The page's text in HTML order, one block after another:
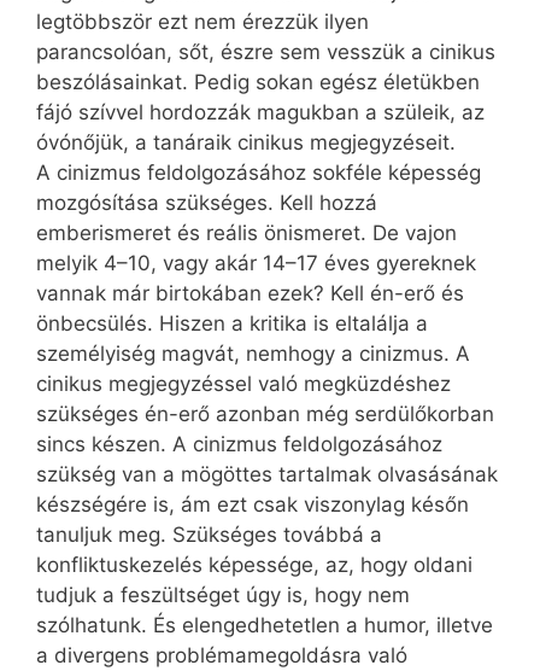
legtöbbször ezt nem érezzük ilyen
parancsolóan, sőt, észre sem vesszük a cinikus
beszólásainkat. Pedig sokan egész életükben
fájó szívvel hordozzák magukban a szüleik, az
óvónőjük, a tanáraik cinikus megjegyzéseit.
A cinizmus feldolgozásához sokféle képesség
mozgósítása szükséges. Kell hozzá
emberismeret és reális önismeret. De vajon
melyik 4–10, vagy akár 14–17 éves gyereknek
vannak már birtokában ezek? Kell én-erő és
önbecsülés. Hiszen a kritika is eltalálja a
személyiség magvát, nemhogy a cinizmus. A
cinikus megjegyzéssel való megküzdéshez
szükséges én-erő azonban még serdülőkorban
sincs készen. A cinizmus feldolgozásához
szükség van a mögöttes tartalmak olvasásának
készségére is, ám ezt csak viszonylag későn
tanuljuk meg. Szükséges továbbá a
konfliktuskezelés képessége, az, hogy oldani
tudjuk a feszültséget úgy is, hogy nem
szólhatunk. És elengedhetetlen a humor, illetve
a divergens problémamegoldásra való